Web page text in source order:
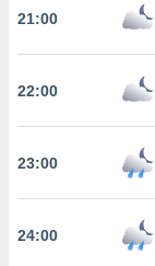
similares
como
IP
posible
en
21:00
22:00
23:00
24:00